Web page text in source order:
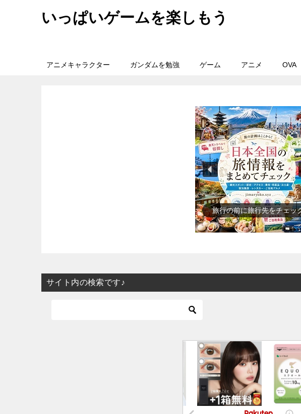
いっぱいゲームを楽しもう
アニメキャラクター ガンダムを勉強 ゲーム アニメ OVA
歴史上の人物を動画で勉強
サイト内の検索です♪